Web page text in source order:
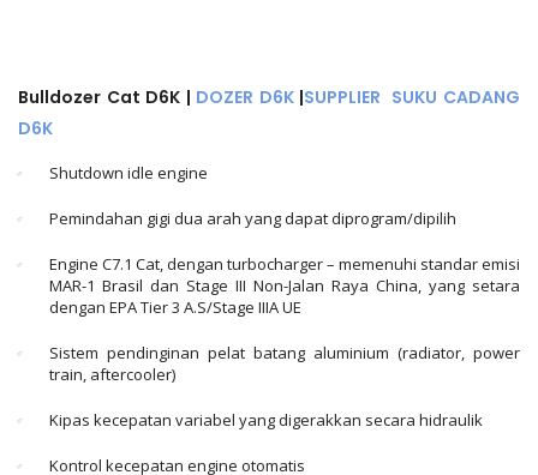
Bulldozer Cat D6K | DOZER D6K|SUPPLIER SUKU CADANG
D6K
Shutdown idle engine
Pemindahan gigi dua arah yang dapat diprogram/dipilih
Engine C7.1 Cat, dengan turbocharger – memenuhi standar emisi
MAR-1 Brasil dan Stage III Non-Jalan Raya China, yang setara
dengan EPA Tier 3 A.S/Stage IIIA UE
Sistem pendinginan pelat batang aluminium (radiator, power
train, aftercooler)
Kipas kecepatan variabel yang digerakkan secara hidraulik
Kontrol kecepatan engine otomatis